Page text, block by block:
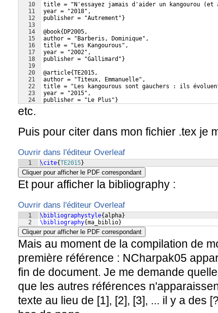
10
11
12
13
14
15
16
17
18
19
20
21
22
23
24
title = "N'essayez jamais d'aider un kangourou (et
year = "2018",
publisher = "Autrement"}
@book{DP2005,
author = "Barberis, Dominique",
title = "Les Kangourous",
year = "2002",
publisher = "Gallimard"}
@article{TE2015,
author = "Titeux, Emmanuelle",
title = "Les kangourous sont gauchers : ils
year = "2015",
publisher = "Le Plus"}
etc.
Puis pour citer dans mon fichier .tex je
Ouvrir dans l'éditeur Overleaf
1 \cite{TE2015}
Cliquer pour afficher le PDF correspondant
Et pour afficher la bibliography :
Ouvrir dans l'éditeur Overleaf
1
2
\bibliographystyle{alpha}
\bibliography{ma_biblio}
Cliquer pour afficher le PDF correspondant
Mais au moment de la compilation de
première référence : NCharpak05
fin de document. Je me demande
que les autres références
texte au lieu de [1], [2], [3], ... il y a des